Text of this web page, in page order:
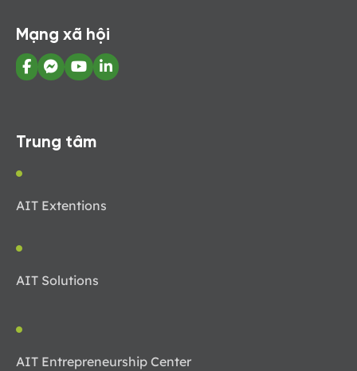
Mạng xã hội
Trung tâm
AIT Extentions
AIT Solutions
AIT Entrepreneurship Center